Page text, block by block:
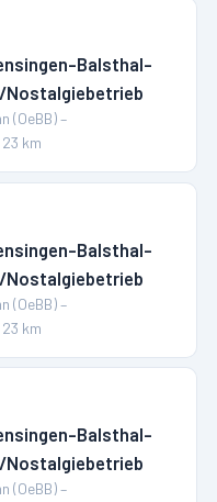
Balsthal-
Nostalgiebetrieb
(OeBB) –
23 km
Balsthal-
Nostalgiebetrieb
(OeBB) –
23 km
Balsthal-
Nostalgiebetrieb
(OeBB) –